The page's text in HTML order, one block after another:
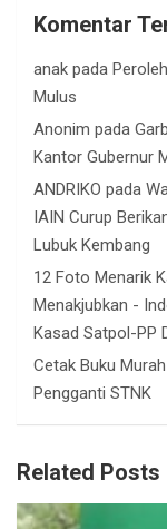
Komentar
anak pada
Mulus
Anonim pada
Kantor Gubernur
ANDRIKO pada
IAIN Curup
Lubuk Kembang
12 Foto Menarik
Menakjubkan -
Kasad Satpol-PP
Cetak Buku Murah
Pengganti STNK
Related Posts